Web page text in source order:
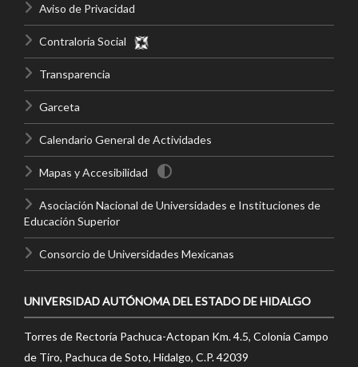
Aviso de Privacidad
Contraloría Social
Transparencia
Garceta
Calendario General de Actividades
Mapas y Accesibilidad
Asociación Nacional de Universidades e Instituciones de
Educación Superior
Consorcio de Universidades Mexicanas
UNIVERSIDAD AUTÓNOMA DEL ESTADO DE HIDALGO
Torres de Rectoría Pachuca-Actopan Km. 4.5, Colonia Campo
de Tiro, Pachuca de Soto, Hidalgo, C.P. 42039